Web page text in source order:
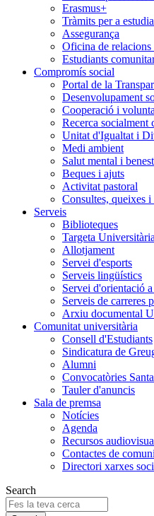
Erasmus+
Tràmits per a
Assegurança
Oficina de relacions
Estudiants
Compromís social
Portal de la
Desenvolupament
Cooperació i
Recerca socialment
Unitat d'Igualtat i
Medi ambient
Salut mental i
Beques i ajuts
Activitat pastoral
Consultes, queixes i
Serveis
Biblioteques
Targeta
Allotjament
Servei d'esports
Serveis lingüístics
Servei d'orientació
Serveis de carreres
Arxiu documental
Comunitat universitària
Consell d'Estudiants
Sindicatura de
Alumni
Convocatòries
Tauler d'anuncis
Sala de premsa
Notícies
Agenda
Recursos
Contactes de
Directori xarxes
Search